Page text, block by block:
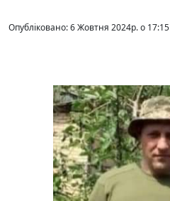
Опубліковано: 6 Жовтня 2024р. о 17:15